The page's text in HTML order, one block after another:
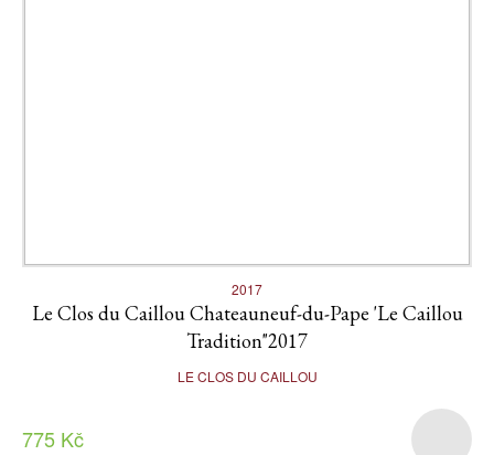
2017
Le Clos du Caillou Chateauneuf-du-Pape 'Le Caillou
Tradition"2017
LE CLOS DU CAILLOU
775 Kč